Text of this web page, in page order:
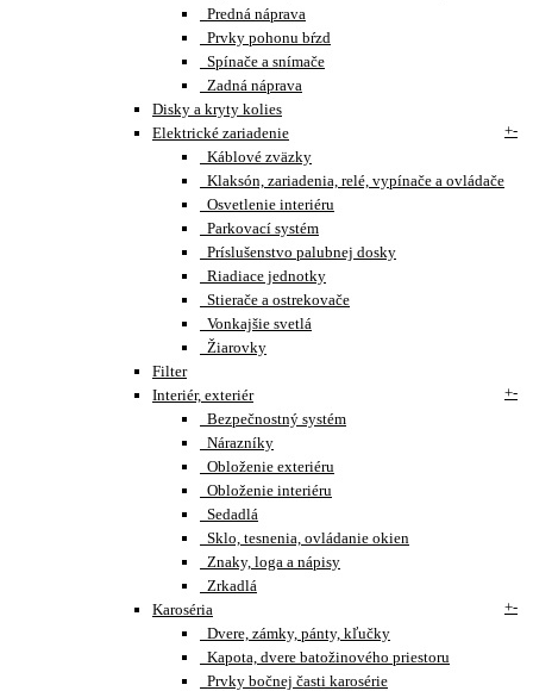
Predná náprava
Prvky pohonu bŕzd
Spínače a snímače
Zadná náprava
Disky a kryty kolies
Elektrické zariadenie
+-
Káblové zväzky
Klaksón, zariadenia, relé, vypínače a ovládače
Osvetlenie interiéru
Parkovací systém
Príslušenstvo palubnej dosky
Riadiace jednotky
Stierače a ostrekovače
Vonkajšie svetlá
Žiarovky
Filter
Interiér, exteriér
+-
Bezpečnostný systém
Nárazníky
Obloženie exteriéru
Obloženie interiéru
Sedadlá
Sklo, tesnenia, ovládanie okien
Znaky, loga a nápisy
Zrkadlá
Karoséria
+-
Dvere, zámky, pánty, kľučky
Kapota, dvere batožinového priestoru
Prvky bočnej časti karosérie